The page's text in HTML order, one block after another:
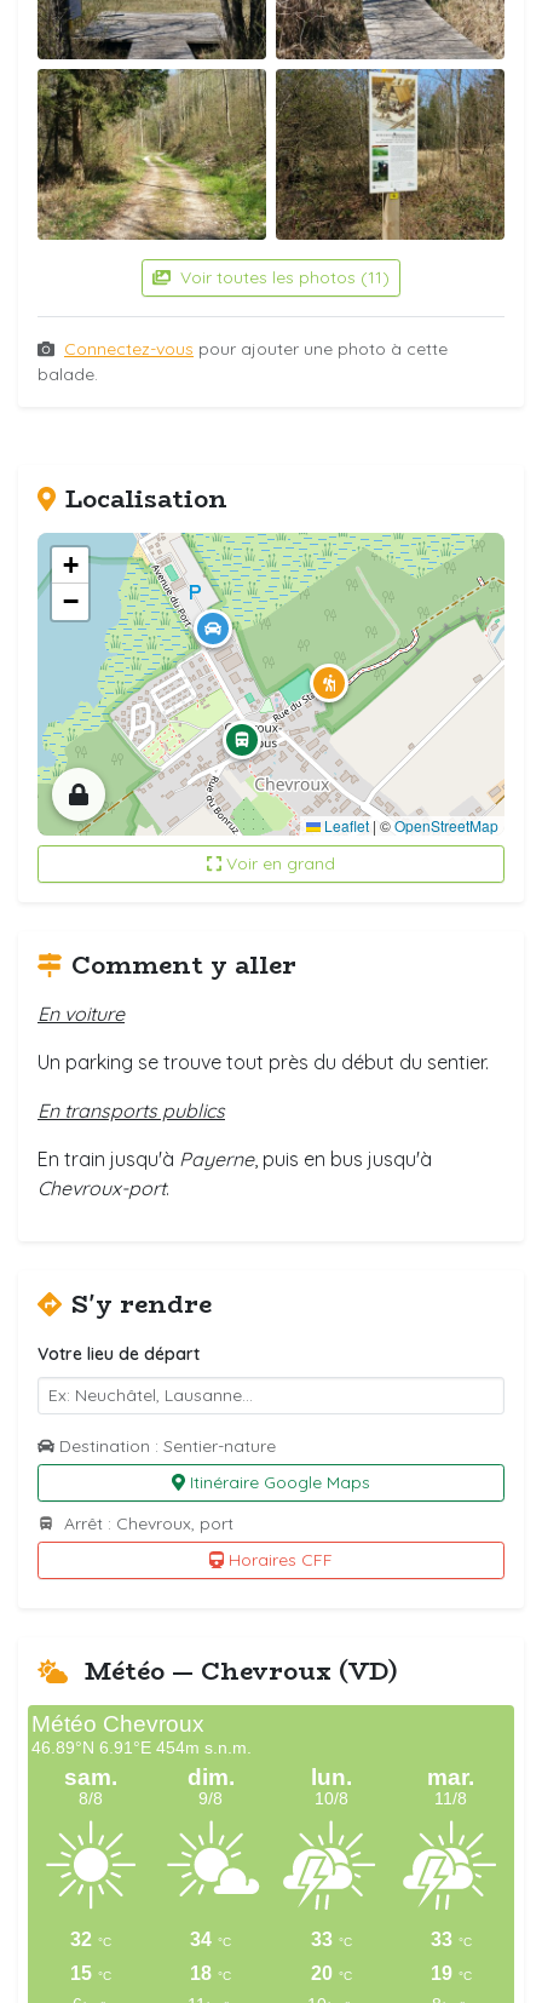
Voir toutes les photos (11)
Connectez-vous pour ajouter une photo à cette
balade.
Localisation
+
−
Leaflet | ©OpenStreetMap
Voir en grand
Comment y aller
En voiture
Un parking se trouve tout près du début du sentier.
En transports publics
En train jusqu'à Payerne, puis en bus jusqu'à
Chevroux-port.
S'y rendre
Votre lieu de départ
Destination : Sentier-nature
Itinéraire Google Maps
Arrêt : Chevroux, port
Horaires CFF
Météo — Chevroux (VD)